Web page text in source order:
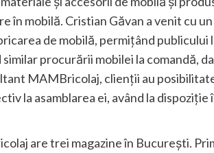
în mobilă. Cristian Găvan a venit cu
de mobilă, permițând
procurării mobilei la comandă,
MAMBricolaj, clienții au
la asamblarea ei, având la
are trei magazine în Bucureşti.